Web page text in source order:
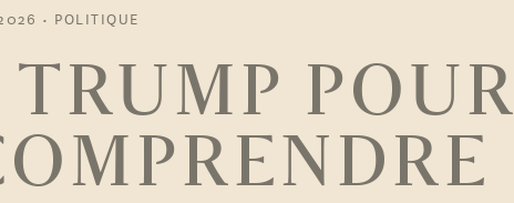
• POLITIQUE
POUR